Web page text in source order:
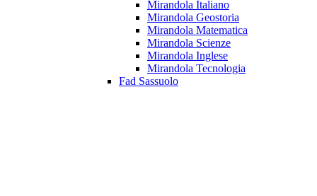
Mirandola Italiano
Mirandola Geostoria
Mirandola Matematica
Mirandola Scienze
Mirandola Inglese
Mirandola Tecnologia
Fad Sassuolo